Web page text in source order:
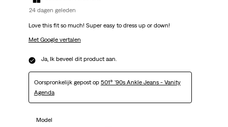
24 dagen geleden
Love this fit so much! Super easy to dress up or down!
Met Google vertalen
Ja, Ik beveel dit product aan.
Oorspronkelijk gepost op 501® '90s Ankle Jeans - Vanity
Agenda
Model